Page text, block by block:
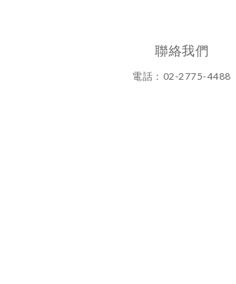
聯絡我們
電話：02-2775-4488